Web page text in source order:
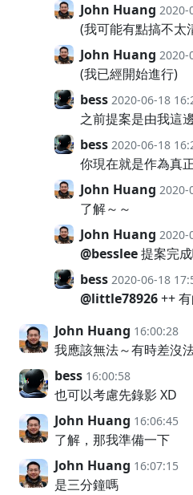
John Huang 2020-
(我可能有點搞不太
John Huang 2020-
(我已經開始進行)
bess 2020-06-18
之前提案是由我這
bess 2020-06-18
你現在就是作為真
John Huang 2020-
了解～～
John Huang 2020-
@besslee提案完
bess 2020-06-18
@little78926++
John Huang 16:00:28
我應該無法～有時差沒
bess 16:00:58
也可以考慮先錄影 XD
John Huang 16:06:45
了解，那我準備一下
John Huang 16:07:15
是三分鐘嗎